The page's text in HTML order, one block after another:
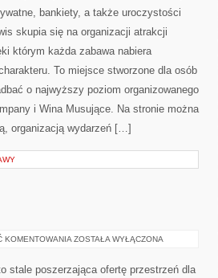
bankiety, a także uroczystości
skupia się na organizacji atrakcji
którym każda zabawa nabiera
To miejsce stworzone dla osób
o najwyższy poziom organizowanego
i Wina Musujące. Na stronie można
organizacją wydarzeń […]
KOMENTOWANIA PORADNIKI
ZOSTAŁA WYŁĄCZONA
stale poszerzająca ofertę przestrzeń dla